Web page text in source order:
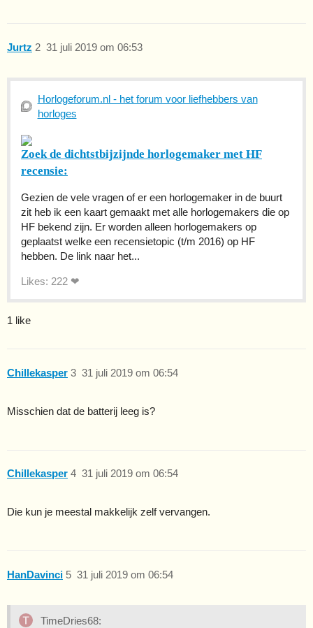
Jurtz 31 juli 2019 om 06:53
2
Horlogeforum.nl - het forum voor liefhebbers van
horloges
Zoek de dichtstbijzijnde horlogemaker met HF
recensie:
Gezien de vele vragen of er een horlogemaker in de buurt
zit heb ik een kaart gemaakt met alle horlogemakers die op
HF bekend zijn. Er worden alleen horlogemakers op
geplaatst welke een recensietopic (t/m 2016) op HF
hebben. De link naar het...
Likes: 222 ❤
1 like
Chillekasper 31 juli 2019 om 06:54
3
Misschien dat de batterij leeg is?
Chillekasper 31 juli 2019 om 06:54
4
Die kun je meestal makkelijk zelf vervangen.
HanDavinci 31 juli 2019 om 06:54
5
TimeDries68: